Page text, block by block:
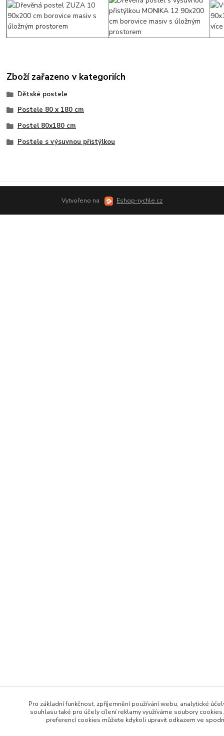
Zboží zařazeno v kategoriích
Dětské postele
Postele 80 x 180 cm
Postel 80x180 cm
Postele s výsuvnou přistýlkou
Vytvořeno na Eshop-rychle.cz
Pro základní funkčnost, zpříjemnění používání webu, analytické
souhlasu také pro účely cílení reklamy využíváme soubory
preferencí cookies můžete kdykoli upravit odkazem ve